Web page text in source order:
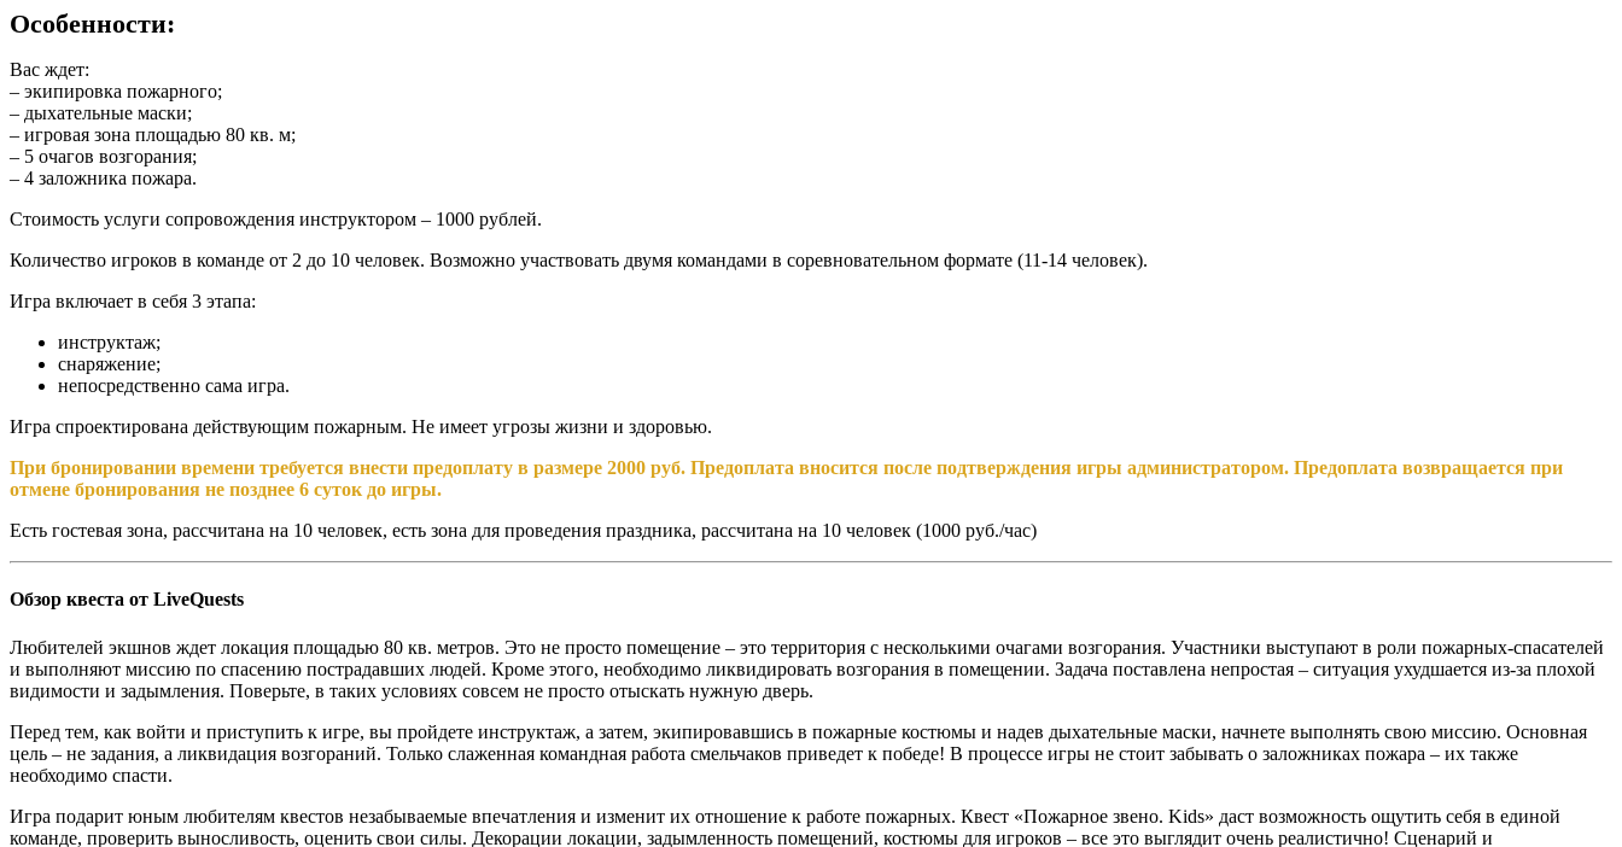
Особенности:
Вас ждет:
– экипировка пожарного;
– дыхательные маски;
– игровая зона площадью 80 кв. м;
– 5 очагов возгорания;
– 4 заложника пожара.
Стоимость услуги сопровождения инструктором – 1000 рублей.
Количество игроков в команде от 2 до 10 человек. Возможно участвовать двумя командами в соревновательном формате (11-14 человек).
Игра включает в себя 3 этапа:
инструктаж;
снаряжение;
непосредственно сама игра.
Игра спроектирована действующим пожарным. Не имеет угрозы жизни и здоровью.
При бронировании времени требуется внести предоплату в размере 2000 руб. Предоплата вносится после подтверждения игры администратором. Предоплата возвращается при
отмене бронирования не позднее 6 суток до игры.
Есть гостевая зона, рассчитана на 10 человек, есть зона для проведения праздника, рассчитана на 10 человек (1000 руб./час)
Обзор квеста от LiveQuests
Любителей экшнов ждет локация площадью 80 кв. метров. Это не просто помещение – это территория с несколькими очагами возгорания. Участники выступают в роли пожарных-спасателей
и выполняют миссию по спасению пострадавших людей. Кроме этого, необходимо ликвидировать возгорания в помещении. Задача поставлена непростая – ситуация ухудшается из-за плохой
видимости и задымления. Поверьте, в таких условиях совсем не просто отыскать нужную дверь.
Перед тем, как войти и приступить к игре, вы пройдете инструктаж, а затем, экипировавшись в пожарные костюмы и надев дыхательные маски, начнете выполнять свою миссию. Основная
цель – не задания, а ликвидация возгораний. Только слаженная командная работа смельчаков приведет к победе! В процессе игры не стоит забывать о заложниках пожара – их также
необходимо спасти.
Игра подарит юным любителям квестов незабываемые впечатления и изменит их отношение к работе пожарных. Квест «Пожарное звено. Kids» даст возможность ощутить себя в единой
команде, проверить выносливость, оценить свои силы. Декорации локации, задымленность помещений, костюмы для игроков – все это выглядит очень реалистично! Сценарий и